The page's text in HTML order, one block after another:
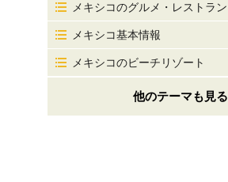
メキシコのグルメ・レストラン
メキシコ基本情報
メキシコのビーチリゾート
他のテーマも見る